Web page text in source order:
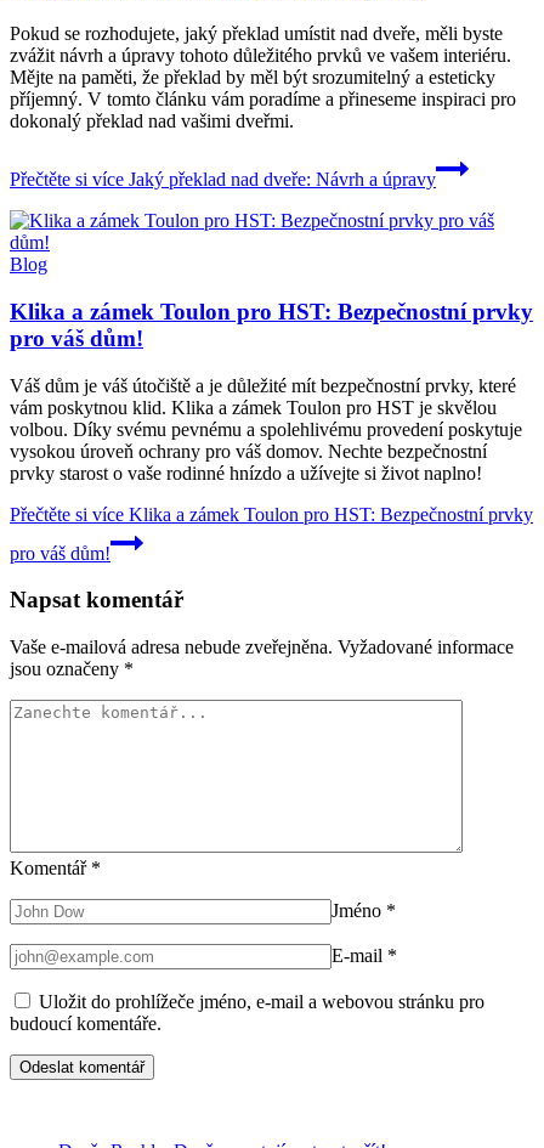
Pokud se rozhodujete, jaký překlad umístit nad dveře, měli byste
zvážit návrh a úpravy tohoto důležitého prvků ve vašem interiéru.
Mějte na paměti, že překlad by měl být srozumitelný a esteticky
příjemný. V tomto článku vám poradíme a přineseme inspiraci pro
dokonalý překlad nad vašimi dveřmi.
Přečtěte si více Jaký překlad nad dveře: Návrh a úpravy
Blog
Klika a zámek Toulon pro HST: Bezpečnostní prvky
pro váš dům!
Váš dům je váš útočiště a je důležité mít bezpečnostní prvky, které
vám poskytnou klid. Klika a zámek Toulon pro HST je skvělou
volbou. Díky svému pevnému a spolehlivému provedení poskytuje
vysokou úroveň ochrany pro váš domov. Nechte bezpečnostní
prvky starost o vaše rodinné hnízdo a užívejte si život naplno!
Přečtěte si více Klika a zámek Toulon pro HST: Bezpečnostní prvky
pro váš dům!
Napsat komentář
Vaše e-mailová adresa nebude zveřejněna. Vyžadované informace
jsou označeny *
Komentář *
Jméno *
E-mail *
Uložit do prohlížeče jméno, e-mail a webovou stránku pro
budoucí komentáře.